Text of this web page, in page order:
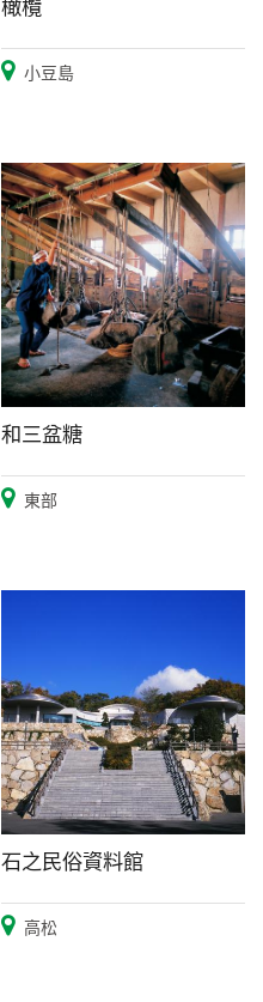
橄欖
小豆島
和三盆糖
東部
石之民俗資料館
高松